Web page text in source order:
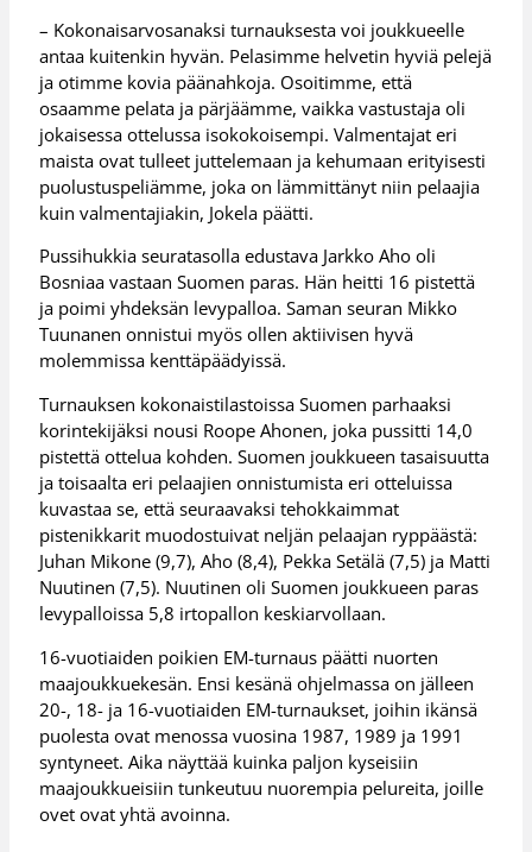
– Kokonaisarvosanaksi turnauksesta voi joukkueelle
antaa kuitenkin hyvän. Pelasimme helvetin hyviä pelejä
ja otimme kovia päänahkoja. Osoitimme, että
osaamme pelata ja pärjäämme, vaikka vastustaja oli
jokaisessa ottelussa isokokoisempi. Valmentajat eri
maista ovat tulleet juttelemaan ja kehumaan erityisesti
puolustuspeliämme, joka on lämmittänyt niin pelaajia
kuin valmentajiakin, Jokela päätti.
Pussihukkia seuratasolla edustava Jarkko Aho oli
Bosniaa vastaan Suomen paras. Hän heitti 16 pistettä
ja poimi yhdeksän levypalloa. Saman seuran Mikko
Tuunanen onnistui myös ollen aktiivisen hyvä
molemmissa kenttäpäädyissä.
Turnauksen kokonaistilastoissa Suomen parhaaksi
korintekijäksi nousi Roope Ahonen, joka pussitti 14,0
pistettä ottelua kohden. Suomen joukkueen tasaisuutta
ja toisaalta eri pelaajien onnistumista eri otteluissa
kuvastaa se, että seuraavaksi tehokkaimmat
pistenikkarit muodostuivat neljän pelaajan ryppäästä:
Juhan Mikone (9,7), Aho (8,4), Pekka Setälä (7,5) ja Matti
Nuutinen (7,5). Nuutinen oli Suomen joukkueen paras
levypalloissa 5,8 irtopallon keskiarvollaan.
16-vuotiaiden poikien EM-turnaus päätti nuorten
maajoukkuekesän. Ensi kesänä ohjelmassa on jälleen
20-, 18- ja 16-vuotiaiden EM-turnaukset, joihin ikänsä
puolesta ovat menossa vuosina 1987, 1989 ja 1991
syntyneet. Aika näyttää kuinka paljon kyseisiin
maajoukkueisiin tunkeutuu nuorempia pelureita, joille
ovet ovat yhtä avoinna.